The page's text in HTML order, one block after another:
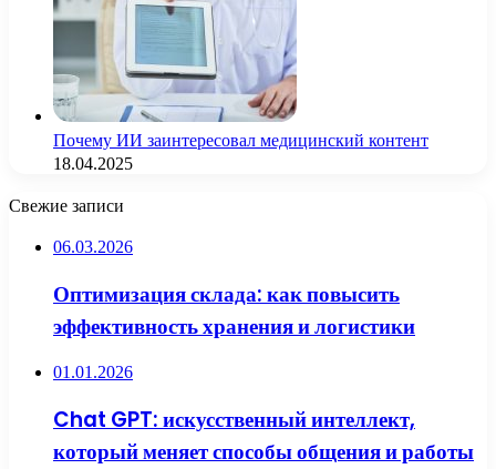
Почему ИИ заинтересовал медицинский контент
18.04.2025
Свежие записи
06.03.2026
Оптимизация склада: как повысить
эффективность хранения и логистики
01.01.2026
Chat GPT: искусственный интеллект,
который меняет способы общения и работы